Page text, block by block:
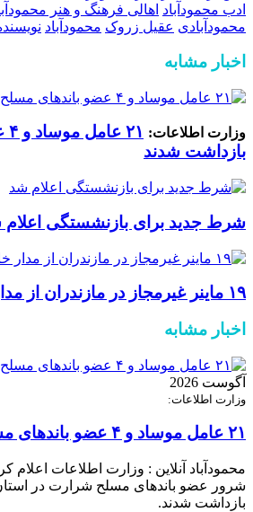
ادب محمودآباد اهالی فرهنگ و هنر
محمودآبادی عقیل زروک محمودآباد
اخبار مشابه
وزارت اطلاعات:
بازداشت شدند
شرط جدید برای بازنشستگی
۱۹ ماینر غیرمجاز در مازندران از مدار خارج شد
اخبار مشابه
آگوست 2026
وزارت اطلاعات:
۲۱ عامل موساد و ۴ عضو باند‌های مسلح بازداشت شدند
شرور عضو باند‌های مسلح شرارت در
بازداشت شدند.